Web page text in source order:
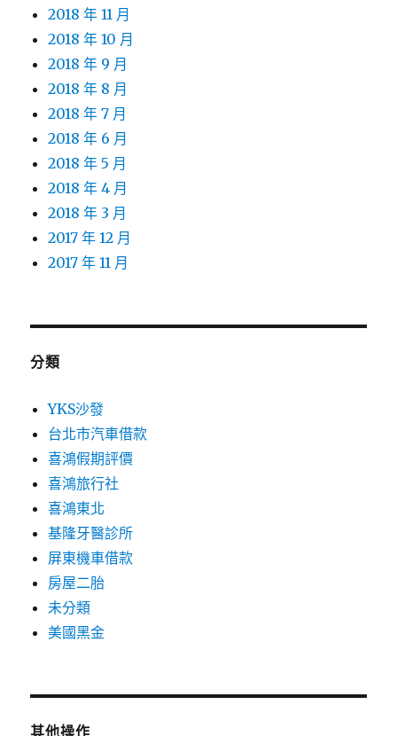
2018 年 11 月
2018 年 10 月
2018 年 9 月
2018 年 8 月
2018 年 7 月
2018 年 6 月
2018 年 5 月
2018 年 4 月
2018 年 3 月
2017 年 12 月
2017 年 11 月
分類
YKS沙發
台北市汽車借款
喜鴻假期評價
喜鴻旅行社
喜鴻東北
基隆牙醫診所
屏東機車借款
房屋二胎
未分類
美國黑金
其他操作